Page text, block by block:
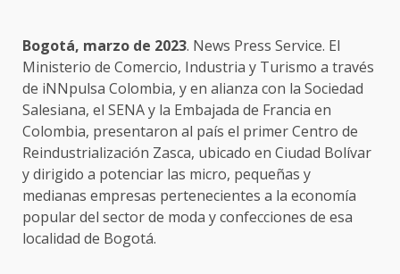
Bogotá, marzo de 2023. News Press Service. El
Ministerio de Comercio, Industria y Turismo a través
de iNNpulsa Colombia, y en alianza con la Sociedad
Salesiana, el SENA y la Embajada de Francia en
Colombia, presentaron al país el primer Centro de
Reindustrialización Zasca, ubicado en Ciudad Bolívar
y dirigido a potenciar las micro, pequeñas y
medianas empresas pertenecientes a la economía
popular del sector de moda y confecciones de esa
localidad de Bogotá.